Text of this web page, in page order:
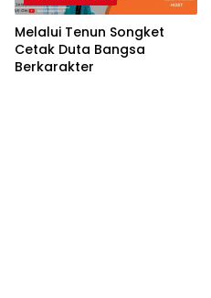
Melalui Tenun Songket
Cetak Duta Bangsa
Berkarakter